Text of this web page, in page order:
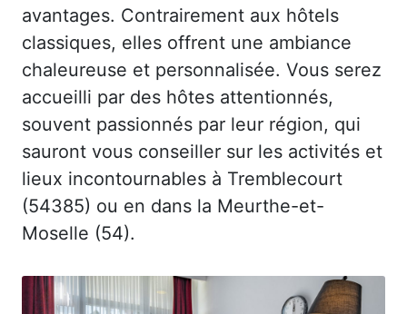
avantages. Contrairement aux hôtels
classiques, elles offrent une ambiance
chaleureuse et personnalisée. Vous serez
accueilli par des hôtes attentionnés,
souvent passionnés par leur région, qui
sauront vous conseiller sur les activités et
lieux incontournables à Tremblecourt
(54385) ou en dans la Meurthe-et-
Moselle (54).